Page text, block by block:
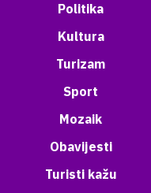
Politika
Kultura
Turizam
Sport
Mozaik
Obavijesti
Turisti kažu